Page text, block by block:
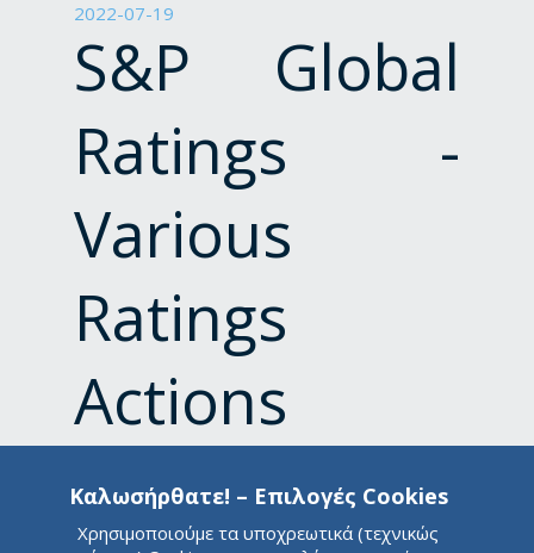
2022-07-19
S&P Global
Ratings -
Various
Ratings
Actions
Taken on
Καλωσήρθατε! – Επιλογές Cookies
Χρησιμοποιούμε τα υποχρεωτικά (τεχνικώς